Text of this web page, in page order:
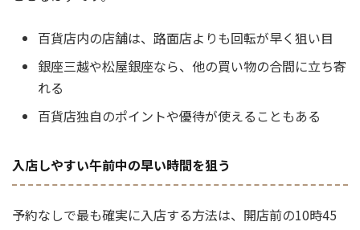
百貨店内の店舗は、路面店よりも回転が早く狙い目
銀座三越や松屋銀座なら、他の買い物の合間に立ち寄
れる
百貨店独自のポイントや優待が使えることもある
入店しやすい午前中の早い時間を狙う
予約なしで最も確実に入店する方法は、開店前の10時45